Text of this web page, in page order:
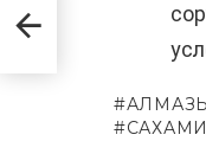
АЛМАЗЫ